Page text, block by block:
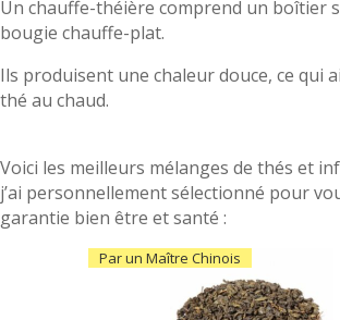
Un chauffe-théière comprend un boîtier
bougie chauffe-plat.
Ils produisent une chaleur douce, ce qui
thé au chaud.
Voici les meilleurs mélanges de thés et
j’ai personnellement sélectionné pour
garantie bien être et santé :
Par un Maître Chinois